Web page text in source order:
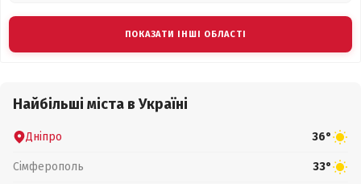
ПОКАЗАТИ ІНШІ ОБЛАСТІ
Найбільші міста в Україні
Дніпро 36°
Сімферополь 33°